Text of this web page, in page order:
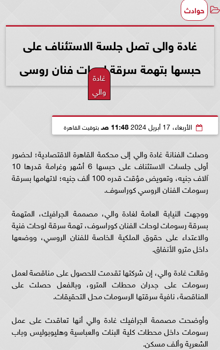
حوادث
غادة والى تصل جلسة الاستئناف على
حبسها بتهمة سرقة لوحات فنان روسى
غادة
والي
الأربعاء، 17 أبريل 2024 11:48 صـ بتوقيت القاهرة
وصلت الفنانة غادة والي إلى محكمة القاهرة الاقتصادية؛ لحضور
أولى جلسات الاستئناف على حبسها 6 أشهر وغرامة قدرها 10
آلاف جنيه، وتعويض مؤقت قدره 100 ألف جنيه؛ لاتهامها بسرقة
رسومات الفنان الروسي كوراسوف.
ووجهت النيابة العامة لغادة والي، مصممة الجرافيك، المتهمة
بسرقة رسومات لوحات الفنان كوراسوف، تهمة سرقة لوحات فنية
والاعتداء على حقوق الملكية الخاصة للفنان الروسي، ووضعها
داخل مترو الأنفاق.
وقالت غادة والي، إن شركتها تقدمت للحصول على مناقصة لعمل
رسومات على جدران محطات المترو، وبالفعل حصلت على
المناقصة، نافية سرقتها الرسومات محل التحقيقات.
وأوضحت مصممة الجرافيك غادة والي أنها تعاقدت على عمل
رسومات داخل محطات كلية البنات والعباسية وهليوبوليس وباب
الشعرية وألف مسكن.